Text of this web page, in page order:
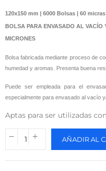
120x150 mm | 6000 Bolsas | 60 micras
BOLSA PARA ENVASADO AL VACÍO
MICRONES
Bolsa fabricada mediante proceso de
humedad y aromas. Presenta buena
Puede ser empleada para el
especialmente para envasado al vacío
Aptas para ser utilizadas
AÑADIR AL